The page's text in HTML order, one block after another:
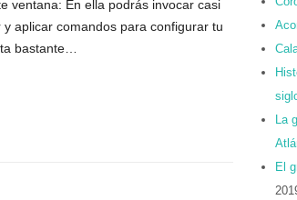
ventana: En ella podrás invocar casi
aplicar comandos para configurar tu
bastante…
La
El